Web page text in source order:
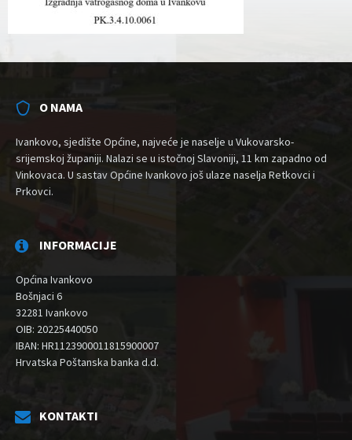
O NAMA
Ivankovo, sjedište Općine, najveće je naselje u Vukovarsko-
srijemskoj županiji. Nalazi se u istočnoj Slavoniji, 11 km zapadno od
Vinkovaca. U sastav Općine Ivankovo još ulaze naselja Retkovci i
Prkovci.
INFORMACIJE
Općina Ivankovo
Bošnjaci 6
32281 Ivankovo
OIB: 20225440050
IBAN: HR1123900011815900007
Hrvatska Poštanska banka d.d.
KONTAKTI